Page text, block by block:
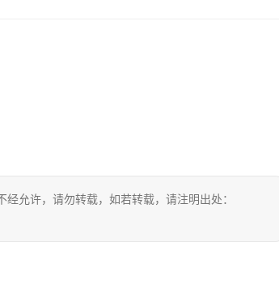
允许，请勿转载，如若转载，请注明出处：